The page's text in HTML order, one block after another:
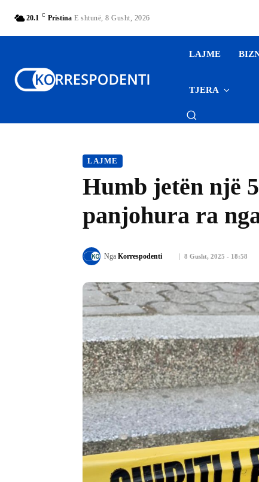
20.1 C Pristina E shtunë, 8 Gusht, 2026
LAJME
TJERA
LAJME
Humb jetën një
panjohura ra
8 Gusht, 2025 - 18:58
Nga Korrespodenti